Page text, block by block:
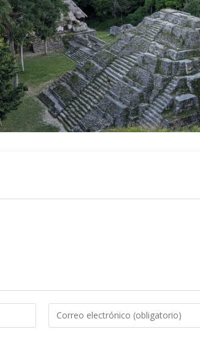
Introduce
tu